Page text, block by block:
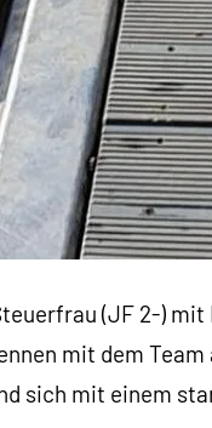
(JF 2-) mit
mit dem
sich mit einem